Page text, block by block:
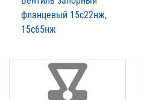
фланцевый 15с22нж,
15с65нж